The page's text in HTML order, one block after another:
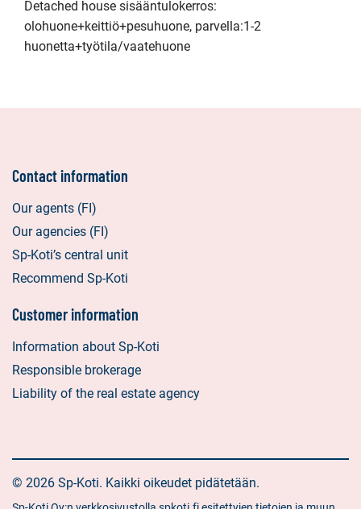
Detached house sisääntulokerros:
olohuone+keittiö+pesuhuone, parvella:1-2
huonetta+työtila/vaatehuone
Contact information
Our agents (FI)
Our agencies (FI)
Sp-Koti’s central unit
Recommend Sp-Koti
Customer information
Information about Sp-Koti
Responsible brokerage
Liability of the real estate agency
© 2026 Sp-Koti. Kaikki oikeudet pidätetään.